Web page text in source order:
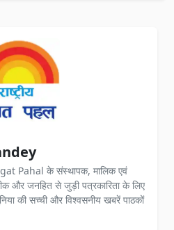
Pahal के संस्थापक, मालिक एवं
और जनहित से जुड़ी पत्रकारिता के लिए
की सच्ची और विश्वसनीय खबरें पाठकों